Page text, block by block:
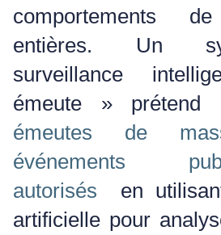
comportements
entières. Un
surveillance
émeute »
émeutes de
événements
autorisés en
artificielle pour